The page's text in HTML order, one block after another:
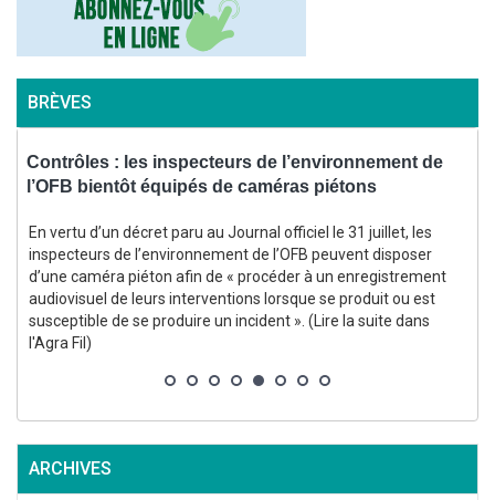
BRÈVES
Contrôles : les inspecteurs de l’environnement de
l’OFB bientôt équipés de caméras piétons
En vertu d’un décret paru au Journal officiel le 31 juillet, les
inspecteurs de l’environnement de l’OFB peuvent disposer
d’une caméra piéton afin de « procéder à un enregistrement
audiovisuel de leurs interventions lorsque se produit ou est
susceptible de se produire un incident ». (Lire la suite dans
l'Agra Fil)
ARCHIVES